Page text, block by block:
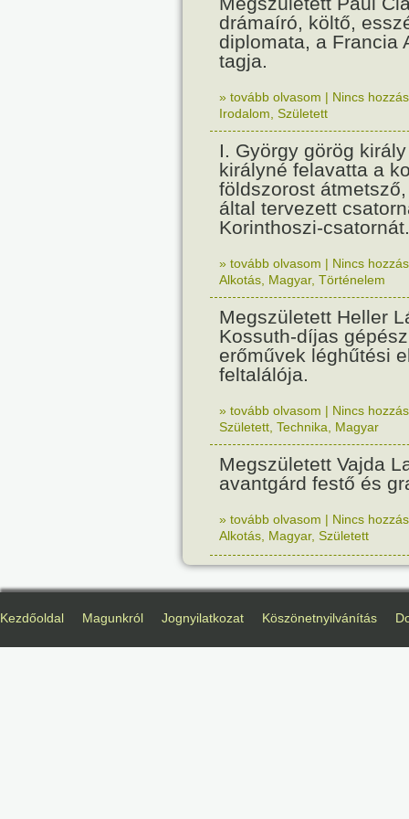
drámaíró, költő,
diplomata, a Francia
tagja.
» tovább olvasom | Nincs
Irodalom Született
I. György görög
királyné felavatta a
földszorost
által tervezett
Korinthoszi-csatornát.
» tovább olvasom | Nincs
Alkotás Magyar, Történelem
Megszületett Heller
Kossuth-díjas
erőművek léghűtési
feltalálója.
» tovább olvasom | Nincs
Született Technika Magyar
Megszületett Vajda
avantgárd festő és
» tovább olvasom | Nincs
Alkotás Magyar, Született
Kezdőoldal Magunkról Jognyilatkozat Köszönetnyilvánítás